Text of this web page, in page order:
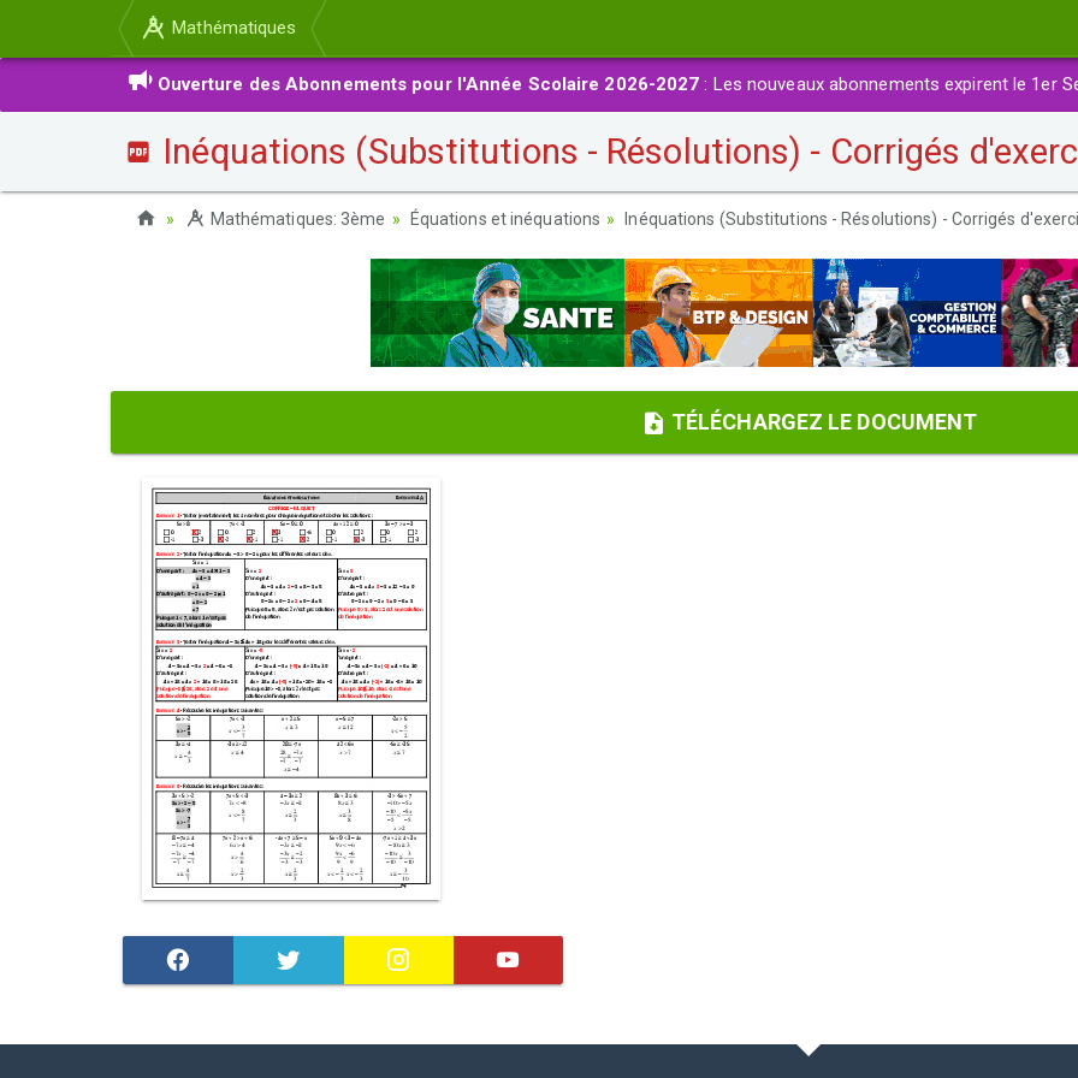
Mathématiques
Ouverture des Abonnements pour l'Année Scolaire 2026-2027 : Les nouveaux abonnements expirent le 1er
Inéquations (Substitutions - Résolutions) - Corrigés
Mathématiques: 3ème Équations et inéquations Inéquations (Substitutions - Résolutions) - Corrigés
TÉLÉCHARGEZ LE DOCUMENT